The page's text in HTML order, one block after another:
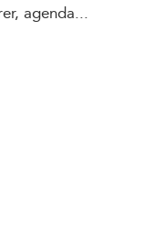
agenda...